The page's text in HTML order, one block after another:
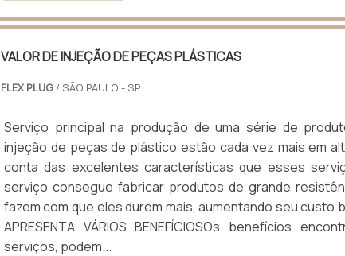
VALOR DE INJEÇÃO DE PEÇAS PLÁSTICAS
FLEX PLUG / SÃO PAULO - SP
Serviço principal na produção de uma série de
injeção de peças de plástico estão cada vez mais em
conta das excelentes características que esses
serviço consegue fabricar produtos de grande
fazem com que eles durem mais, aumentando seu custo
APRESENTA VÁRIOS BENEFÍCIOSOs benefícios
serviços, podem...